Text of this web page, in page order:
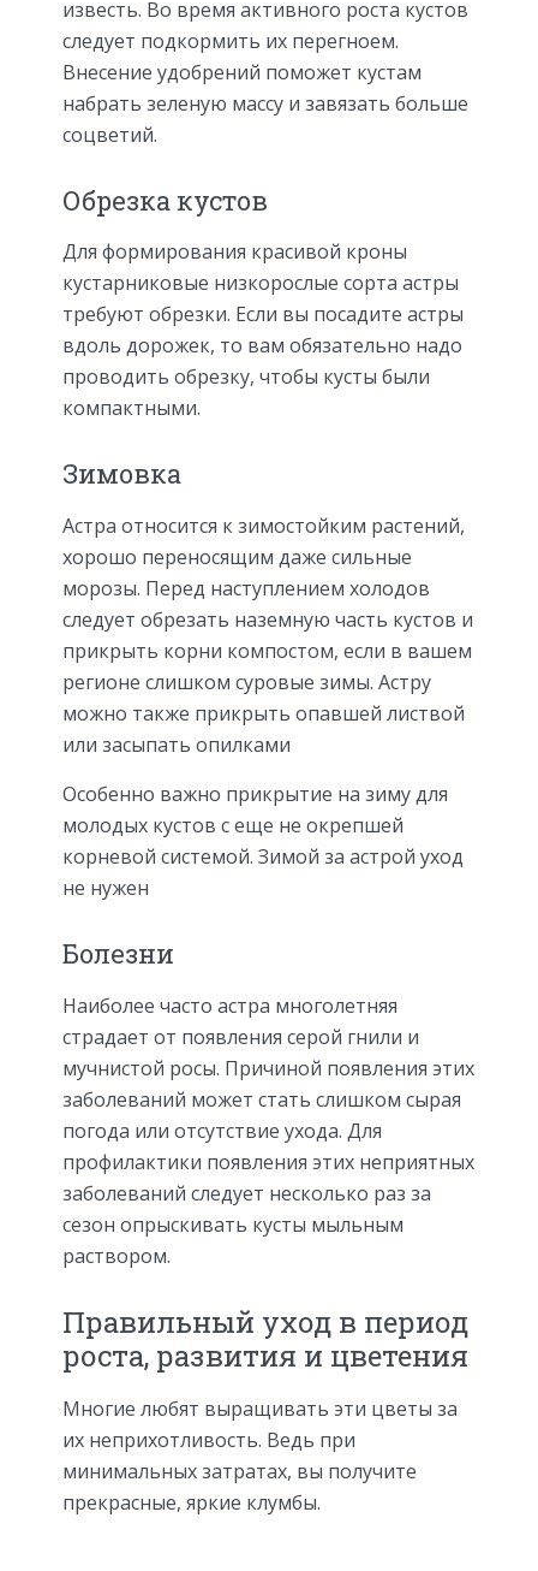
известь. Во время активного роста кустов
следует подкормить их перегноем.
Внесение удобрений поможет кустам
набрать зеленую массу и завязать больше
соцветий.
Обрезка кустов
Для формирования красивой кроны
кустарниковые низкорослые сорта астры
требуют обрезки. Если вы посадите астры
вдоль дорожек, то вам обязательно надо
проводить обрезку, чтобы кусты были
компактными.
Зимовка
Астра относится к зимостойким растений,
хорошо переносящим даже сильные
морозы. Перед наступлением холодов
следует обрезать наземную часть кустов и
прикрыть корни компостом, если в вашем
регионе слишком суровые зимы. Астру
можно также прикрыть опавшей листвой
или засыпать опилками
Особенно важно прикрытие на зиму для
молодых кустов с еще не окрепшей
корневой системой. Зимой за астрой уход
не нужен
Болезни
Наиболее часто астра многолетняя
страдает от появления серой гнили и
мучнистой росы. Причиной появления этих
заболеваний может стать слишком сырая
погода или отсутствие ухода. Для
профилактики появления этих неприятных
заболеваний следует несколько раз за
сезон опрыскивать кусты мыльным
раствором.
Правильный уход в период
роста, развития и цветения
Многие любят выращивать эти цветы за
их неприхотливость. Ведь при
минимальных затратах, вы получите
прекрасные, яркие клумбы.